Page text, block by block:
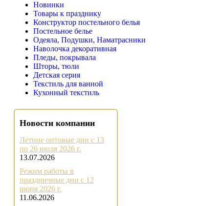
Новинки
Товары к празднику
Конструктор постельного белья
Постельное белье
Одеяла, Подушки, Наматрасники
Наволочка декоративная
Пледы, покрывала
Шторы, тюли
Детская серия
Текстиль для ванной
Кухонный текстиль
Новости компании
Летние оптовые дни с 13
по 26 июля 2026 г.
13.07.2026
Режим работы в
праздничные дни с 12
июня 2026 г.
11.06.2026